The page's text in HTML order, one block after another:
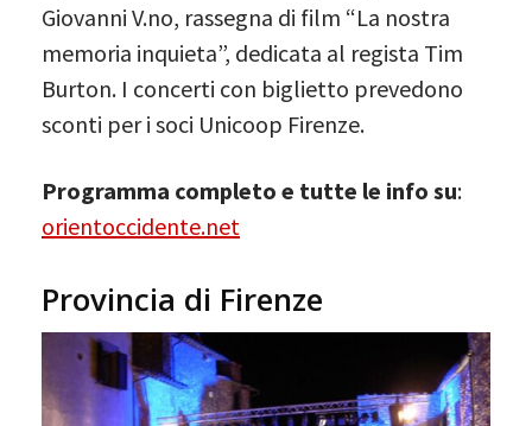
Giovanni V.no, rassegna di film “La nostra
memoria inquieta”, dedicata al regista Tim
Burton. I concerti con biglietto prevedono
sconti per i soci Unicoop Firenze.
Programma completo e tutte le info su:
orientoccidente.net
Provincia di Firenze